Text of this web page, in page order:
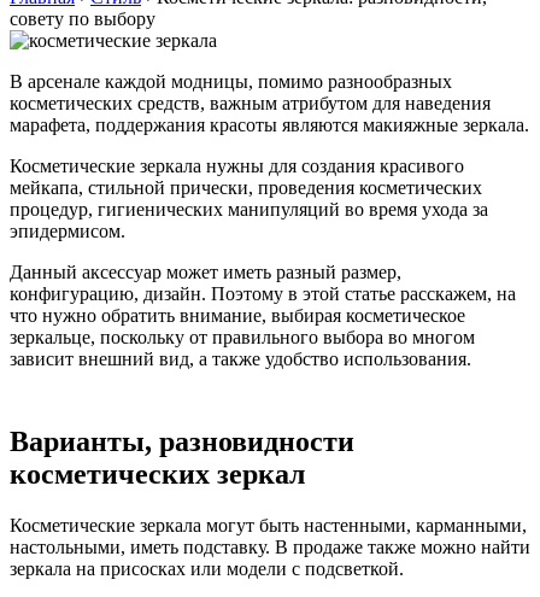
совету по выбору
В арсенале каждой модницы, помимо разнообразных
косметических средств, важным атрибутом для наведения
марафета, поддержания красоты являются макияжные зеркала.
Косметические зеркала нужны для создания красивого
мейкапа, стильной прически, проведения косметических
процедур, гигиенических манипуляций во время ухода за
эпидермисом.
Данный аксессуар может иметь разный размер,
конфигурацию, дизайн. Поэтому в этой статье расскажем, на
что нужно обратить внимание, выбирая косметическое
зеркальце, поскольку от правильного выбора во многом
зависит внешний вид, а также удобство использования.
Варианты, разновидности
косметических зеркал
Косметические зеркала могут быть настенными, карманными,
настольными, иметь подставку. В продаже также можно найти
зеркала на присосках или модели с подсветкой.